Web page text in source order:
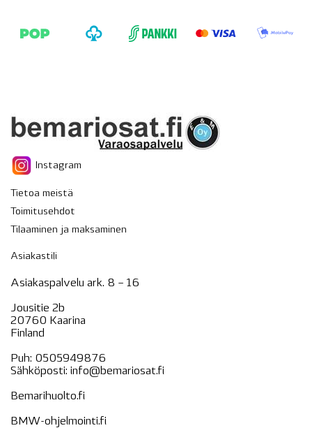
Instagram
Tietoa meistä
Toimitusehdot
Tilaaminen ja maksaminen
Asiakastili
Asiakaspalvelu ark. 8 – 16
Jousitie 2b
20760 Kaarina
Finland
Puh: 0505949876
Sähköposti: info@bemariosat.fi
Bemarihuolto.fi
BMW-ohjelmointi.fi